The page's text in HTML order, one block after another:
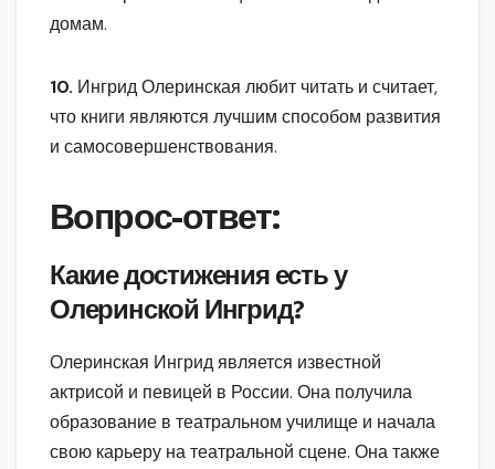
домам.
10. Ингрид Олеринская любит читать и считает,
что книги являются лучшим способом развития
и самосовершенствования.
Вопрос-ответ:
Какие достижения есть у
Олеринской Ингрид?
Олеринская Ингрид является известной
актрисой и певицей в России. Она получила
образование в театральном училище и начала
свою карьеру на театральной сцене. Она также